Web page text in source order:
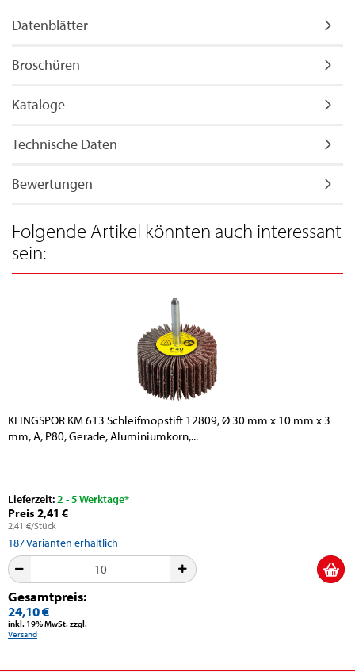
Datenblätter
Broschüren
Kataloge
Technische Daten
Bewertungen
Folgende Artikel könnten auch interessant
sein:
KLINGSPOR KM 613 Schleifmopstift 12809, Ø 30 mm x 10 mm x 3
mm, A, P80, Gerade, Aluminiumkorn,...
Lieferzeit:2 - 5 Werktage*
Preis 2,41 €
2,41 €/Stück
187Varianten erhältlich
Gesamtpreis:
24,10 €
inkl. 19% MwSt. zzgl.
Versand